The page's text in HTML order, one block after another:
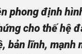
phong định
cho thế hệ
bản lĩnh, mạnh